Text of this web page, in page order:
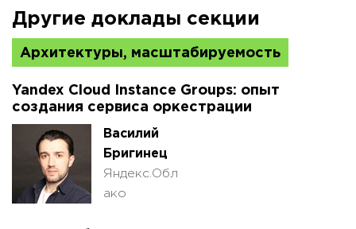
Другие доклады секции
Архитектуры, масштабируемость
Yandex Cloud Instance Groups: опыт
создания сервиса оркестрации
Василий
Бригинец
Яндекс.Обл
ако